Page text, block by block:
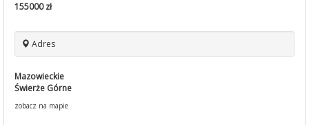
155000 zł
Adres
Mazowieckie
Świerże Górne
zobacz na mapie